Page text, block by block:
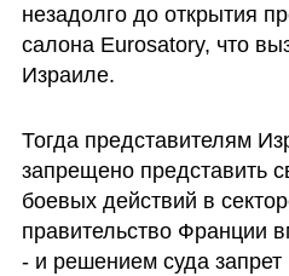
незадолго до открытия
салона Eurosatory, что
Израиле.
Тогда представителям
запрещено представить
боевых действий в
правительство Франции
- и решением суда